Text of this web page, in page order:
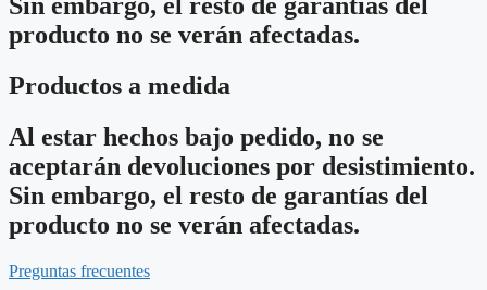
Sin embargo, el resto de garantías del
producto no se verán afectadas.
Productos a medida
Al estar hechos bajo pedido, no se
aceptarán devoluciones por desistimiento.
Sin embargo, el resto de garantías del
producto no se verán afectadas.
Preguntas frecuentes